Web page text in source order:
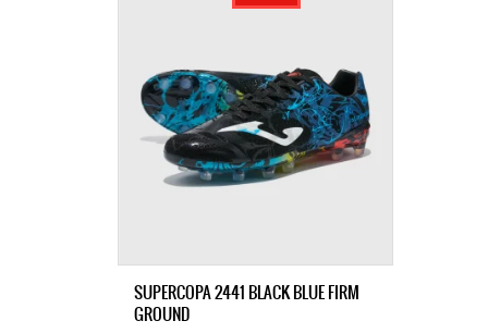
SUPERCOPA 2441 BLACK BLUE FIRM
GROUND